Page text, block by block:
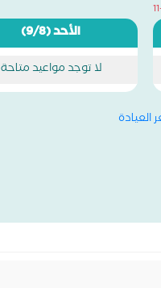
الأحد(9/8)
لا توجد مواعيد متاحة
العيادة